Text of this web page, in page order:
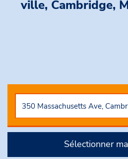
ville, Cambridge,
Sélectionner